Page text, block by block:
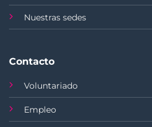
Nuestras sedes
Contacto
Voluntariado
Empleo